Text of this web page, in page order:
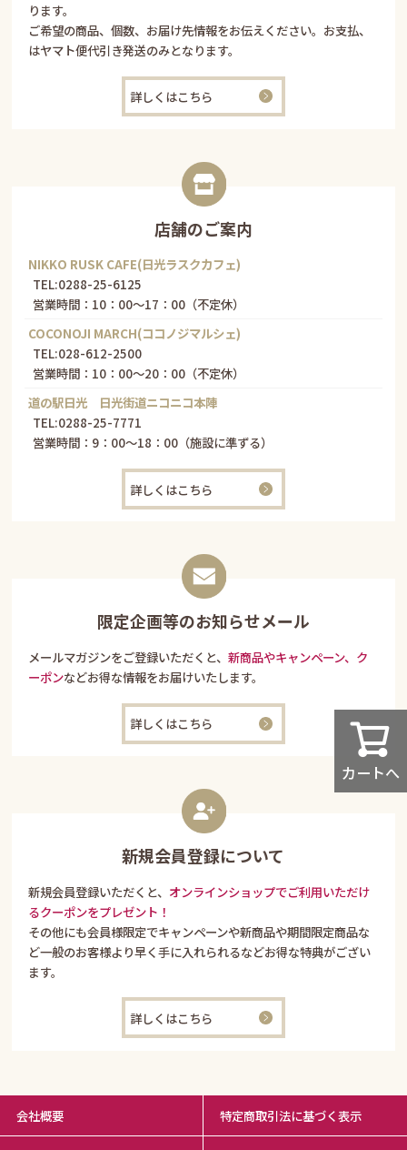
カートへ
ります。
ご希望の商品、個数、お届け先情報をお伝えください。お支払、
はヤマト便代引き発送のみとなります。
詳しくはこちら
店舗のご案内
NIKKO RUSK CAFE(日光ラスクカフェ)
TEL:0288-25-6125
営業時間：10：00～17：00（不定休）
COCONOJI MARCH(ココノジマルシェ)
TEL:028-612-2500
営業時間：10：00～20：00（不定休）
道の駅日光 日光街道ニコニコ本陣
TEL:0288-25-7771
営業時間：9：00～18：00（施設に準ずる）
詳しくはこちら
限定企画等のお知らせメール
メールマガジンをご登録いただくと、新商品やキャンペーン、ク
ーポンなどお得な情報をお届けいたします。
詳しくはこちら
新規会員登録について
新規会員登録いただくと、 オンラインショップでご利用いただけ
るクーポンをプレゼント！
その他にも会員様限定でキャンペーンや新商品や期間限定商品な
ど一般のお客様より早く手に入れられるなどお得な特典がござい
ます。
詳しくはこちら
会社概要 特定商取引法に基づく表示